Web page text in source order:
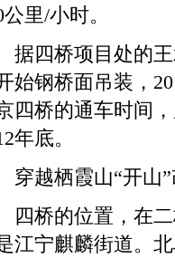
公里/小时。
四桥项目处的王
始钢桥面吊装，
四桥的通车时间
年底。
越栖霞山“开山”
桥的位置，在二
江宁麒麟街道。